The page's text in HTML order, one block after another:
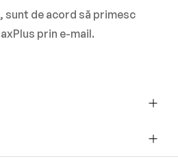
de acord să primesc
prin e-mail.